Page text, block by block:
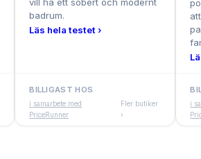
badrum.
Läs hela testet ›
BILLIGAST HOS
i samarbete med
PriceRunner
Fler butiker
›
i